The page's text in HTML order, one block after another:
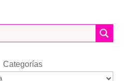
Categorías